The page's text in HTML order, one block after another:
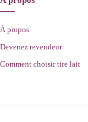
À propos
Devenez revendeur
Comment choisir tire lait